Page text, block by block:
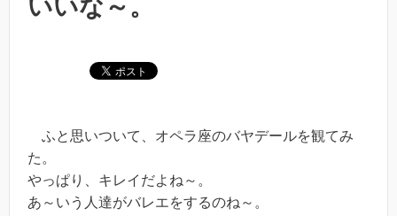
いいな～。
ふと思いついて、オペラ座のバヤデールを観てみ
た。
やっぱり、キレイだよね～。
あ～いう人達がバレエをするのね～。